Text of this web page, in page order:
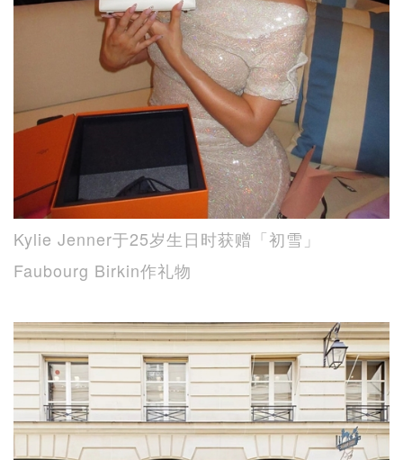
Kylie Jenner于25岁生日时获赠「初雪」
Faubourg Birkin作礼物